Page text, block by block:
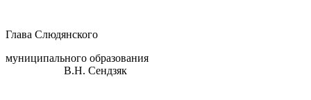
Глава Слюдянского
муниципального образования
В.Н. Сендзяк